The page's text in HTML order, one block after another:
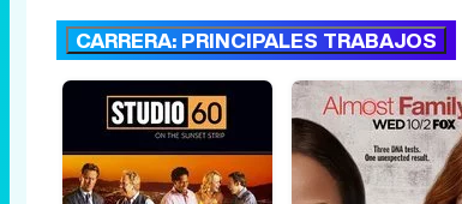
CARRERA: PRINCIPALES TRABAJOS